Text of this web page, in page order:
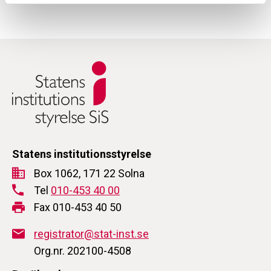
Statens institutionsstyrelse
Box 1062, 171 22 Solna
Tel 010-453 40 00
Fax 010-453 40 50
registrator@stat-inst.se
Org.nr. 202100-4508